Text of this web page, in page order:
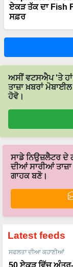
ਏਕੜ ਤੱਕ ਦਾ Fish
ਸਫ਼ਰ
ਅਸੀਂ ਵਟਸਐਪ 'ਤੇ
ਤਾਜ਼ਾ ਖ਼ਬਰਾਂ
ਹੋਵੋ।
ਸਾਡੇ ਨਿਉਜ਼ਲੈਟਰ ਦੇ
ਦੀਆਂ ਸਾਰੀਆਂ
ਗਾਹਕ ਬਣੋ।
Latest feeds
ਸਫਲਤਾ ਦੀਆ ਕਹਾਣੀਆਂ